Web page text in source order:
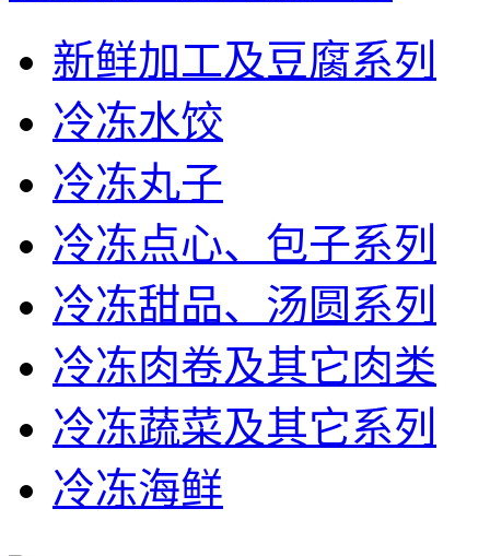
新鲜加工及豆腐系列
冷冻水饺
冷冻丸子
冷冻点心、包子系列
冷冻甜品、汤圆系列
冷冻肉卷及其它肉类
冷冻蔬菜及其它系列
冷冻海鲜